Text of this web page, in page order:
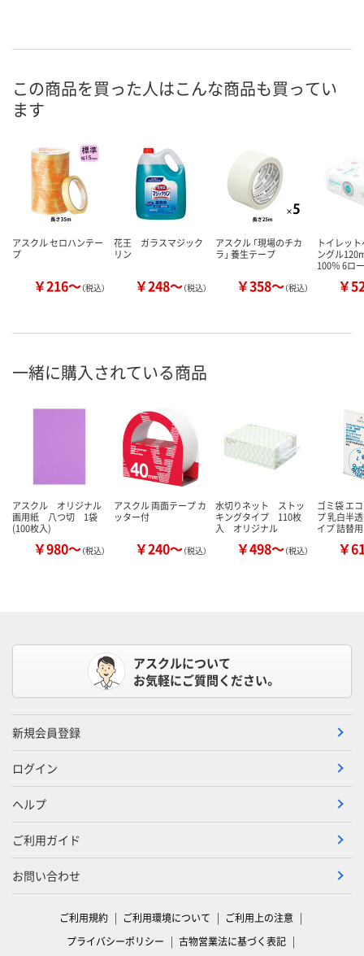
この商品を買った人はこんな商品も買ってい
ます
アスクル セロハンテー
プ
￥216～（税込）
花王 ガラスマジック
リン
￥248～（税込）
アスクル 「現場のチカ
ラ」 養生テープ
￥358～（税込）
トイレッ
ングル
100％ 6ロ
￥
一緒に購入されている商品
アスクル オリジナル
画用紙 八つ切 1袋
(100枚入)
￥980～（税込）
アスクル 両面テープ カ
ッター付
￥240～（税込）
水切りネット ストッ
キングタイプ 110枚
入 オリジナル
￥498～（税込）
ゴミ袋 エ
プ 乳白半
イプ 詰替
￥
アスクルについて
お気軽にご質問ください。
新規会員登録
ログイン
ヘルプ
ご利用ガイド
お問い合わせ
ご利用規約 ご利用環境について
ご利用上の注意
プライバシーポリシー
古物営業法に基づく表記